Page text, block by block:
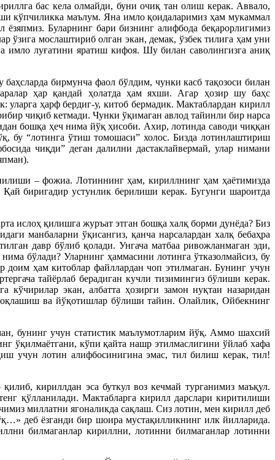
бас кела олмайди, буни очиқ тан олиш керак. Аввало,
кўпчиликка маълум. Яна имло қоидаларимиз ҳам мукаммал
Буларнинг бари бизнинг алифбода беқарорлигимиз
ўзига мослаштириб олган экан, демак, ўзбек тилига ҳам уни
луғатини яратиш кифоя. Шу билан саволингизга аниқ
бирмунча фаол бўлдим, чунки касб тақозоси билан
ҳар қандай ҳолатда ҳам яхши. Агар ҳозир шу баҳс
уларга ҳарф бердиг-у, китоб бермадик. Мактаблардан кирилл
чиқиб кетмади. Чунки ўқимаган авлод тайинли бир нарса
бошқа ҳеч нима йўқ ҳисоби. Ахир, лотинда саводи чиққан
бу “лотинга ўтиш томошаси” холос. Бизда лотинлаштириш
чиқди” деган далилни дастаклайвермай, улар нимани
– фожиа. Лотиннинг ҳам, кириллнинг ҳам ҳаётимизда
биригадир устунлик берилиши керак. Бугунги шароитда
ислоҳ қилишга журъат этган бошқа халқ борми дунёда? Биз
манбаларни ўқисангиз, қанча нарсалардан халқ бебаҳра
давр бўлиб қолади. Унгача матбаа ривожланмаган эди,
бўлади? Уларнинг ҳаммасини лотинга ўтказолмайсиз, бу
ҳам китоблар файллардан чоп этилмаган. Бунинг учун
тайёрлаб берадиган кучли тизимингиз бўлиши керак.
экан, албатта ҳозирги замон нуқтаи назаридан
ва йўқотишлар бўлиши тайин. Олайлик, Ойбекнинг
бунинг учун статистик маълумотларим йўқ. Аммо шахсий
ўқилмаётгани, кўпи қайта нашр этилмаслигини ўйлаб хафа
учун лотин алифбосинигина эмас, тил билиш керак, тил!
кириллдан эса буткул воз кечмай турганимиз маъқул.
қўлланилади. Мактабларга кирилл дарслари киритилиши
миллатни ягоналикда сақлаш. Сиз лотин, мен кирилл деб
деб ёзганди бир шоира мустақилликнинг илк йилларида.
билмаганлар кириллни, лотинни билмаганлар лотинни